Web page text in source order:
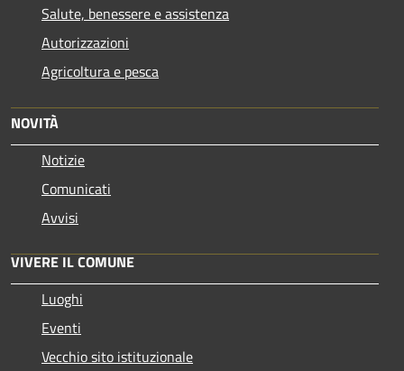
Salute, benessere e assistenza
Autorizzazioni
Agricoltura e pesca
NOVITÀ
Notizie
Comunicati
Avvisi
VIVERE IL COMUNE
Luoghi
Eventi
Vecchio sito istituzionale